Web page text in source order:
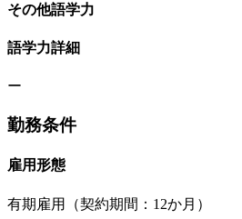
その他語学力
語学力詳細
ー
勤務条件
雇用形態
有期雇用（契約期間：12か月）